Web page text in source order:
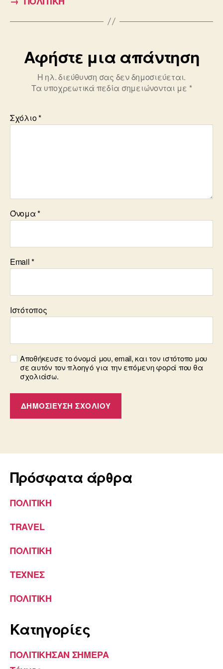
o
o
Αφήστε μια απάντηση
Η ηλ. διεύθυνση σας δεν δημοσιεύεται.
Τα υποχρεωτικά πεδία σημειώνονται με *
Σχόλιο*
Όνομα*
Email*
Ιστότοπος
Αποθήκευσε το όνομά μου, email, και τον ιστότοπο μου
σε αυτόν τον πλοηγό για την επόμενη φορά που θα
σχολιάσω.
Πρόσφατα άρθρα
ΠΟΛΙΤΙΚΗ
TRAVEL
ΠΟΛΙΤΙΚΗ
ΤΕΧΝΕΣ
ΠΟΛΙΤΙΚΗ
Kατηγορίες
ΠΟΛΙΤΙΚΗΣΑΝ ΣΗΜΕΡΑ